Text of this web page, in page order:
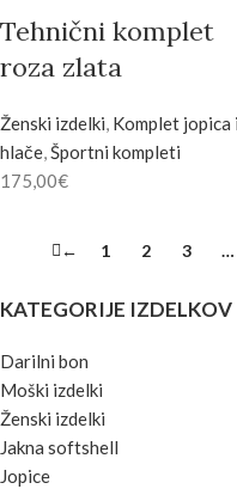
KATEGORIJE IZDELKOV
Darilni bon
Moški izdelki
Ženski izdelki
Jakna softshell
Jopice
Tehnični komplet
roza zlata
Ženski izdelki, Komplet jopica
hlače,Športni kompleti
175,00€
← 1 2 3 …